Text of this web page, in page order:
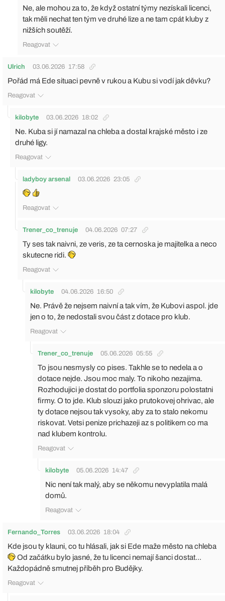
Ne, ale mohou za to, že když ostatní týmy nezískali licenci,
tak měli nechat ten tým ve druhé lize a ne tam cpát kluby z
nižších soutěží.
Reagovat
Ulrich 03.06.2026 17:58
Pořád má Ede situaci pevně v rukou a Kubu si vodí jak děvku?
Reagovat
kilobyte 03.06.2026 18:02
Ne. Kuba si jí namazal na chleba a dostal krajské město i ze
druhé ligy.
Reagovat
ladyboy arsenal 03.06.2026 23:05
Reagovat
Trener_co_trenuje 04.06.2026 07:27
Ty ses tak naivni, ze veris, ze ta cernoska je majitelka a neco
skutecne ridi.
Reagovat
kilobyte 04.06.2026 16:50
Ne. Právě že nejsem naivní a tak vím, že Kubovi aspol. jde
jen o to, že nedostali svou část z dotace pro klub.
Reagovat
Trener_co_trenuje 05.06.2026 05:55
To jsou nesmysly co pises. Takhle se to nedela a o
dotace nejde. Jsou moc maly. To nikoho nezajima.
Rozhodujici je dostat do portfolia sponzoru polostatni
firmy. O to jde. Klub slouzi jako prutokovej ohrivac, ale
ty dotace nejsou tak vysoky, aby za to stalo nekomu
riskovat. Vetsi penize prichazeji az s politikem co ma
nad klubem kontrolu.
Reagovat
kilobyte 05.06.2026 14:47
Nic není tak malý, aby se někomu nevyplatila malá
domů.
Reagovat
Fernando_Torres 03.06.2026 18:04
Kde jsou ty klauni, co tu hlásali, jak si Ede maže město na chleba
Od začátku bylo jasné, že tu licenci nemají šanci dostat...
Každopádně smutnej příběh pro Budějky.
Reagovat